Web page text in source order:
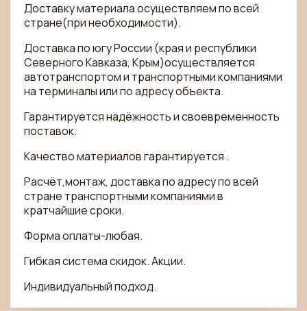
Доставку материала осуществляем по всей
стране(при необходимости).
Доставка по югу России (края и республики
Северного Кавказа, Крым)осуществляется
автотранспортом и транспортными компаниями
на терминалы или по адресу объекта.
Гарантируется надёжность и своевременность
поставок.
Качество материалов гарантируется .
Расчёт,монтаж, доставка по адресу по всей
стране транспортными компаниями в
кратчайшие сроки.
Форма оплаты-любая.
Гибкая система скидок. Акции.
Индивидуальный подход.